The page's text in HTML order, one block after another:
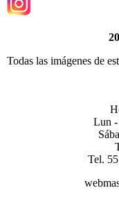
Todas las imágenes de
Lun -
Tel.